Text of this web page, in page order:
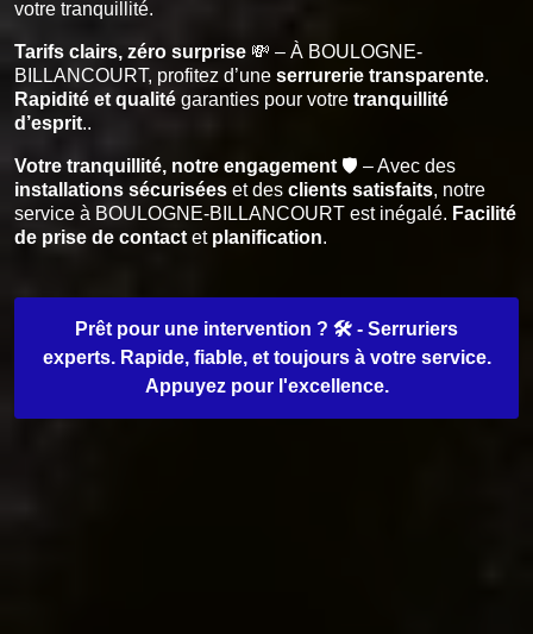
votre tranquillité.
Tarifs clairs, zéro surprise 💸 – À BOULOGNE-
BILLANCOURT, profitez d’une serrurerie transparente.
Rapidité et qualité garanties pour votre tranquillité
d’esprit..
Votre tranquillité, notre engagement 🛡️ – Avec des
installations sécurisées et des clients satisfaits, notre
service à BOULOGNE-BILLANCOURT est inégalé. Facilité
de prise de contact et planification.
Prêt pour une intervention ? 🛠️ - Serruriers
experts. Rapide, fiable, et toujours à votre service.
Appuyez pour l'excellence.